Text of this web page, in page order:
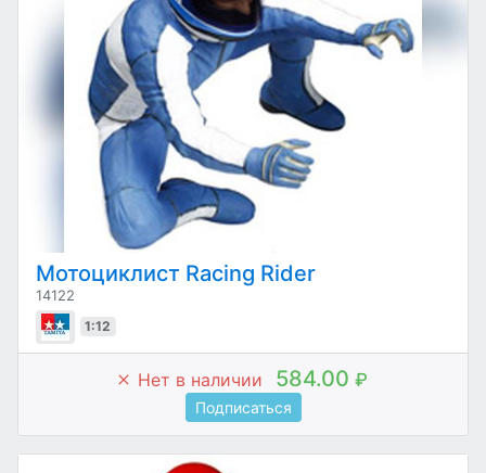
Мотоциклист Racing Rider
14122
1:12
Нет в наличии 584.00 ₽
Подписаться